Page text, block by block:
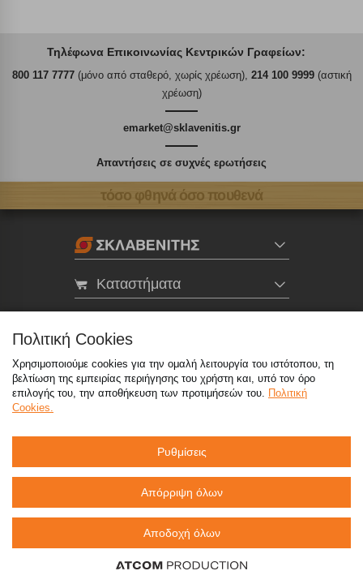
Τηλέφωνα Επικοινωνίας Κεντρικών Γραφείων:
800 117 7777(μόνο από σταθερό, χωρίς χρέωση), 214 100 9999(αστική
χρέωση)
emarket@sklavenitis.gr
Απαντήσεις σε συχνές ερωτήσεις
τόσο φθηνά όσο πουθενά
Καταστήματα
800 117 7777 (μόνο από σταθερό, χωρίς χρέωση),
214 100 9999 (αστική χρέωση)
©2026 Όροι Χρήσης Πολιτική Απορρήτου
Πολιτική Cookies CCTV
Πολιτική Cookies
Χρησιμοποιούμε cookies για την ομαλή λειτουργία του ιστότοπου, τη
βελτίωση της εμπειρίας περιήγησης του χρήστη και, υπό τον όρο
επιλογής του, την αποθήκευση των προτιμήσεών του. Πολιτική
Cookies.
Ρυθμίσεις
Απόρριψη όλων
Αποδοχή όλων